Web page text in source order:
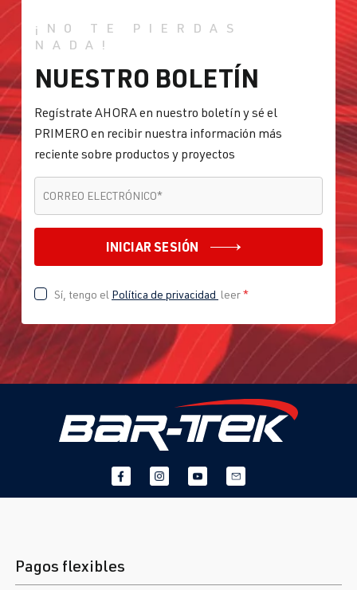
¡NO TE PIERDAS
NADA!
NUESTRO BOLETÍN
Regístrate AHORA en nuestro boletín y sé el
PRIMERO en recibir nuestra información más
reciente sobre productos y proyectos
CORREO ELECTRÓNICO*
INICIAR SESIÓN
Sí, tengo el Política de privacidad leer*
Pagos flexibles